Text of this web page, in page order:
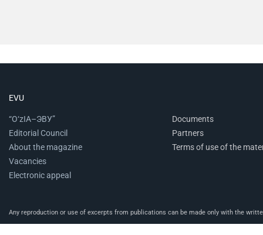
EVU
“O‘zIA–ЭВУ”
Editorial Council
About the magazine
Vacancies
Electronic appeal
Documents
Partners
Terms of use of the
Any reproduction or use of excerpts from publications can be made only with the